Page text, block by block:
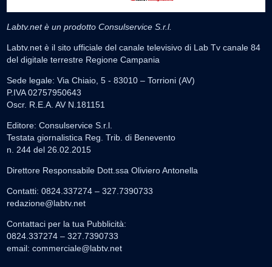
Labtv.net è un prodotto Consulservice S.r.l.
Labtv.net è il sito ufficiale del canale televisivo di Lab Tv canale 84
del digitale terrestre Regione Campania
Sede legale: Via Chiaio, 5 - 83010 – Torrioni (AV)
P.IVA 02757950643
Oscr. R.E.A. AV N.181151
Editore: Consulservice S.r.l.
Testata giornalistica Reg. Trib. di Benevento
n. 244 del 26.02.2015
Direttore Responsabile Dott.ssa Oliviero Antonella
Contatti: 0824.337274 – 327.7390733
redazione@labtv.net
Contattaci per la tua Pubblicità:
0824.337274 – 327.7390733
email: commerciale@labtv.net